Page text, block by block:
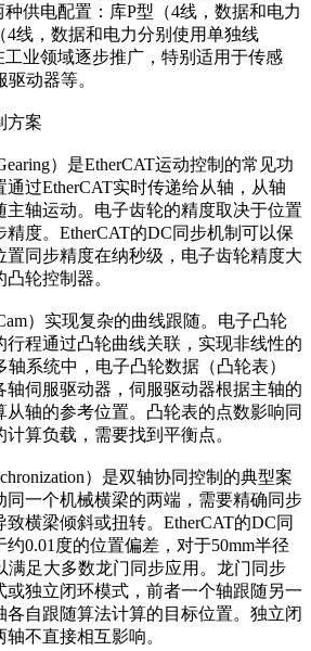
种供电配置：库P型（4线，数据和电力
4线，数据和电力分别使用单独线
工业领域逐步推广，特别适用于传感
动器等。
方案
）是EtherCAT运动控制的常见功
过EtherCAT实时传递给从轴，从轴
主轴运动。电子齿轮的精度取决于位置
度。EtherCAT的DC同步机制可以保
置同步精度在纳秒级，电子齿轮精度大
轮控制器。
）实现复杂的曲线跟随。电子凸轮
行程通过凸轮曲线关联，实现非线性的
轴系统中，电子凸轮数据（凸轮表）
轴伺服驱动器，伺服驱动器根据主轴的
从轴的参考位置。凸轮表的点数影响同
算负载，需要找到平衡点。
）是双轴协同控制的典型案
同一个机械横梁的两端，需要精确同步
横梁倾斜或扭转。EtherCAT的DC同
0.01度的位置偏差，对于50mm半径
满足大多数龙门同步应用。龙门同步
或独立闭环模式，前者一个轴跟随另一
自跟随算法计算的目标位置。独立闭
不直接相互影响。